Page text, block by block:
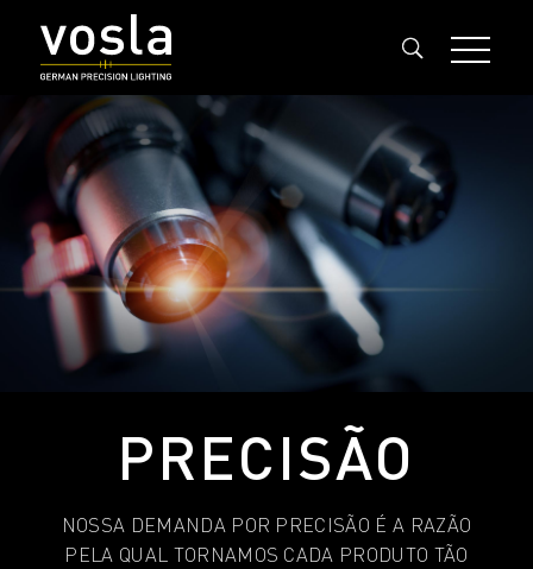
PRECISÃO
NOSSA DEMANDA POR PRECISÃO É A RAZÃO
PELA QUAL TORNAMOS CADA PRODUTO TÃO